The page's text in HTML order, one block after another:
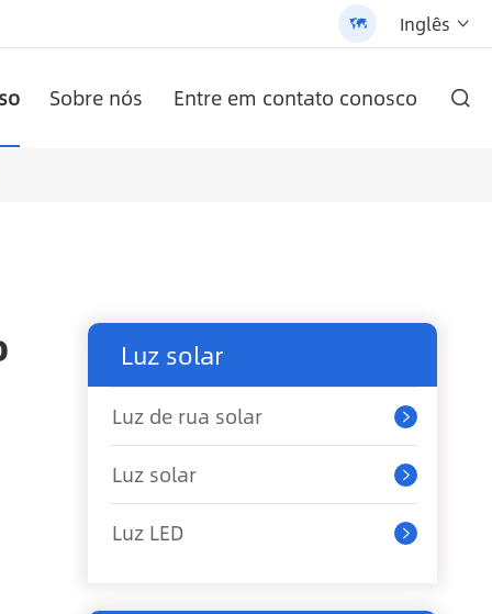
 Inglês 
Sobre nós Entre em contato conosco 
Luz solar
Luz de rua solar 
Luz solar 
Luz LED 